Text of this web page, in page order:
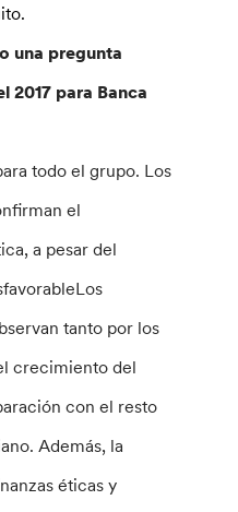
una pregunta
2017 para Banca
todo el grupo. Los
el
a pesar del
tanto por los
crecimiento del
con el resto
Además, la
éticas y